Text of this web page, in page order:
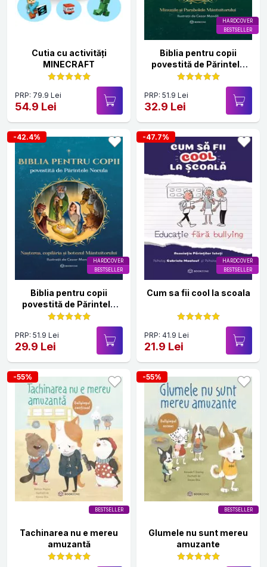
Cutia cu activități
MINECRAFT
PRP: 79.9 Lei
54.9 Lei
HARDCOVER
BESTSELLER
Biblia pentru copii
povestită de Părintele
Necula Vol. II
PRP: 51.9 Lei
32.9 Lei
HARDCOVER
BESTSELLER
-42.4%
Biblia pentru copii
povestită de Părintele
Necula Vol. I
PRP: 51.9 Lei
29.9 Lei
HARDCOVER
BESTSELLER
-47.7%
Cum sa fii cool la scoala
PRP: 41.9 Lei
21.9 Lei
BESTSELLER
-55%
Tachinarea nu e mereu
amuzantă
BESTSELLER
-55%
Glumele nu sunt mereu
amuzante